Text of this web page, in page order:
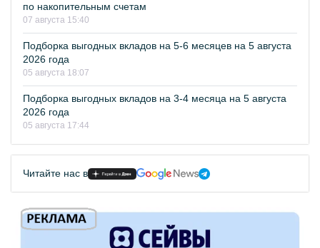
по накопительным счетам
07 августа 15:40
Подборка выгодных вкладов на 5-6 месяцев на 5 августа
2026 года
05 августа 18:07
Подборка выгодных вкладов на 3-4 месяца на 5 августа
2026 года
05 августа 17:44
Читайте нас в